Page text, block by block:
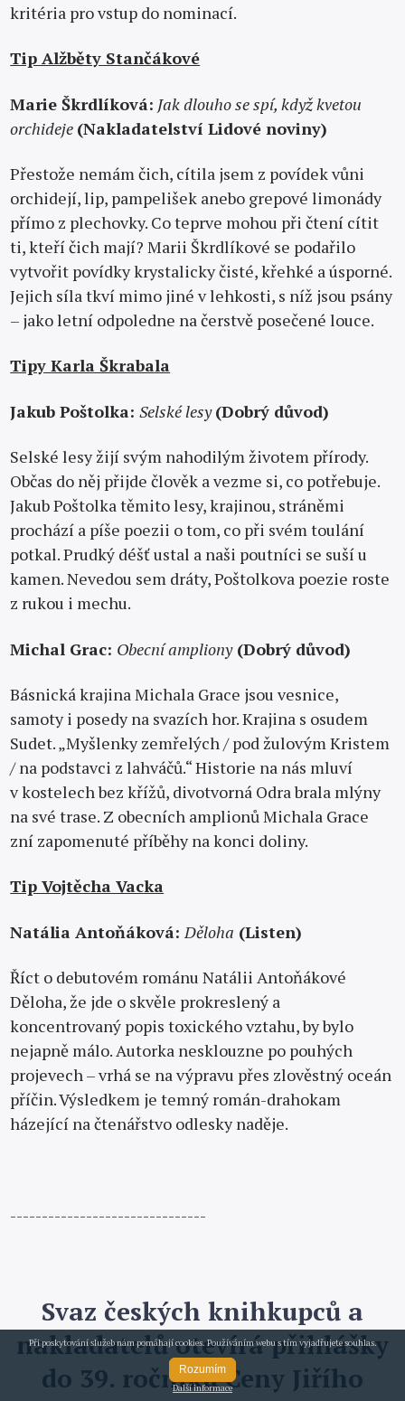
kritéria pro vstup do nominací.
Tip Alžběty Stančákové
Marie Škrdlíková: Jak dlouho se spí, když kvetou
orchideje (Nakladatelství Lidové noviny)
Přestože nemám čich, cítila jsem z povídek vůni
orchidejí, lip, pampelišek anebo grepové limonády
přímo z plechovky. Co teprve mohou při čtení cítit
ti, kteří čich mají? Marii Škrdlíkové se podařilo
vytvořit povídky krystalicky čisté, křehké a úsporné.
Jejich síla tkví mimo jiné v lehkosti, s níž jsou psány
– jako letní odpoledne na čerstvě posečené louce.
Tipy Karla Škrabala
Jakub Poštolka:Selské lesy(Dobrý důvod)
Selské lesy žijí svým nahodilým životem přírody.
Občas do něj přijde člověk a vezme si, co potřebuje.
Jakub Poštolka těmito lesy, krajinou, stráněmi
prochází a píše poezii o tom, co při svém toulání
potkal. Prudký déšť ustal a naši poutníci se suší u
kamen. Nevedou sem dráty, Poštolkova poezie roste
z rukou i mechu.
Michal Grac: Obecní ampliony(Dobrý důvod)
Básnická krajina Michala Grace jsou vesnice,
samoty i posedy na svazích hor. Krajina s osudem
Sudet. „Myšlenky zemřelých / pod žulovým Kristem
/ na podstavci z lahváčů.“ Historie na nás mluví
v kostelech bez křížů, divotvorná Odra brala mlýny
na své trase. Z obecních amplionů Michala Grace
zní zapomenuté příběhy na konci doliny.
Tip Vojtěcha Vacka
Natália Antoňáková: Děloha (Listen)
Říct o debutovém románu Natálii Antoňákové
Děloha, že jde o skvěle prokreslený a
koncentrovaný popis toxického vztahu, by bylo
nejapně málo. Autorka nesklouzne po pouhých
projevech – vrhá se na výpravu přes zlověstný oceán
příčin. Výsledkem je temný román-drahokam
házející na čtenářstvo odlesky naděje.
-------------------------------
Svaz českých knihkupců a
nakladatelů otevírá přihlášky
do 39. ročníku Ceny Jiřího
Při poskytování služeb nám pomáhají cookies. Používáním webu s tím vyjadřujete souhlas.
Rozumím
Další informace